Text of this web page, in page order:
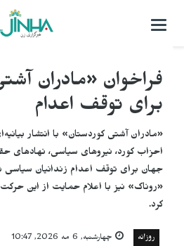
باز
بستن
فراخوان «مادران
برای توقف اعدام
«مادران آشتی کوردستان» با انتشار
احزاب کورد، نیروهای سیاسی، نهادهای
جهان برای توقف اعدام زندانیان
«روناک» نیز با اعلام حمایت از این
کرد.
روزانه چهارشنبه, 6 مه 2026, 10:47